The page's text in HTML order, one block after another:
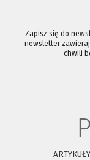
Zapisz się do
newsletter
chwili
ARTYKUŁY